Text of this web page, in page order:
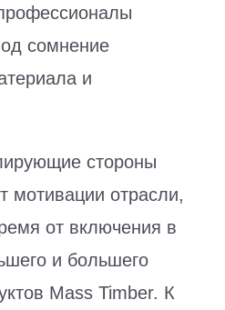
сомнение
и
стороны
мотивации отрасли,
от включения в
и большего
Mass Timber. К